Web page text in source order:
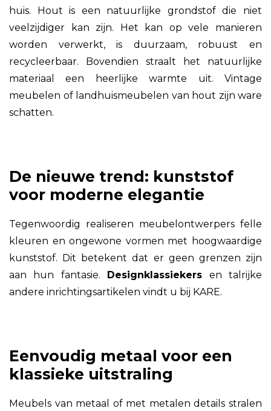
huis. Hout is een natuurlijke grondstof die niet
veelzijdiger kan zijn. Het kan op vele manieren
worden verwerkt, is duurzaam, robuust en
recycleerbaar. Bovendien straalt het natuurlijke
materiaal een heerlijke warmte uit. Vintage
meubelen of landhuismeubelen van hout zijn ware
schatten.
De nieuwe trend: kunststof
voor moderne elegantie
Tegenwoordig realiseren meubelontwerpers felle
kleuren en ongewone vormen met hoogwaardige
kunststof. Dit betekent dat er geen grenzen zijn
aan hun fantasie. Designklassiekers en talrijke
andere inrichtingsartikelen vindt u bij KARE.
Eenvoudig metaal voor een
klassieke uitstraling
Meubels van metaal of met metalen details stralen